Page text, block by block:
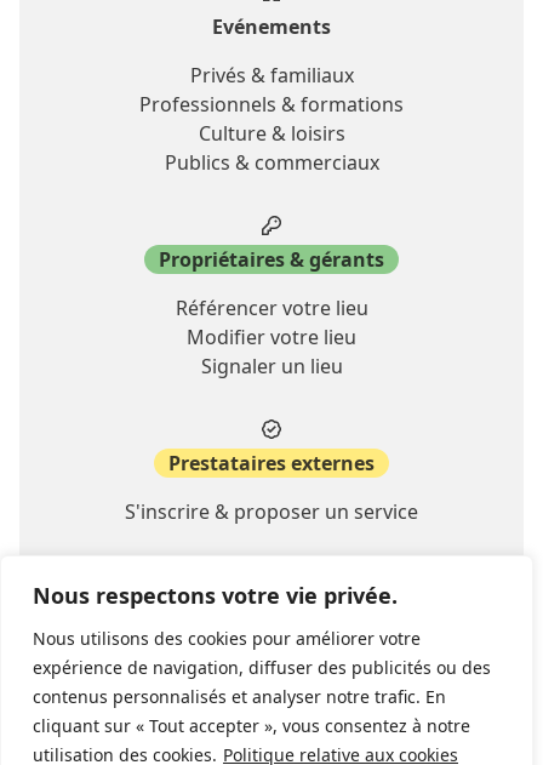
Nous respectons votre vie privée.
Nous utilisons des cookies pour améliorer votre
expérience de navigation, diffuser des publicités ou des
contenus personnalisés et analyser notre trafic. En
cliquant sur « Tout accepter », vous consentez à notre
utilisation des cookies. Politique relative aux cookies
Evénements
Privés & familiaux
Professionnels & formations
Culture & loisirs
Publics & commerciaux
Propriétaires & gérants
Référencer votre lieu
Modifier votre lieu
Signaler un lieu
Prestataires externes
S'inscrire & proposer un service
A propos
Contact
FAQ